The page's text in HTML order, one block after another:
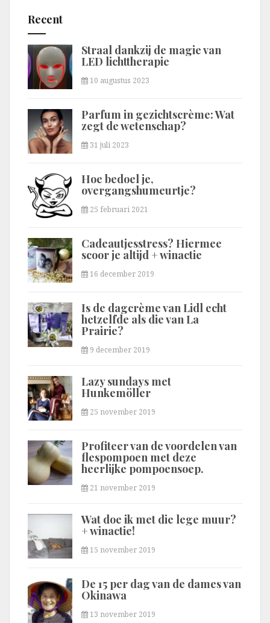
Recent
Straal dankzij de magie van
LED lichttherapie
10 augustus 2023
Parfum in gezichtscrème: Wat
zegt de wetenschap?
31 juli 2023
Hoe bedoel je,
overgangshumeurtje?
25 februari 2021
Cadeautjesstress? Hiermee
scoor je altijd + winactie
16 december 2019
Is de dagcrème van Lidl echt
hetzelfde als die van La
Prairie?
9 december 2019
Lazy sundays met
Hunkemöller
25 november 2019
Profiteer van de voordelen van
flespompoen met deze
heerlijke pompoensoep.
21 november 2019
Wat doe ik met die lege muur?
+ winactie!
15 november 2019
De 15 per dag van de dames van
Okinawa
13 november 2019